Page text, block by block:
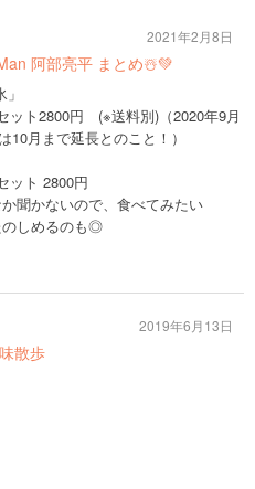
阿部亮平 まとめ☃️💚
ット2800円 (※送料別)（2020年9月
月まで延長とのこと！）
ット 2800円
聞かないので、食べてみたい
のしめるのも◎
2021年2月8日
散歩
2019年6月13日